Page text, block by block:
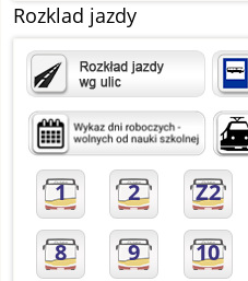
Rozklad jazdy
1 2 Z2
8 9 10